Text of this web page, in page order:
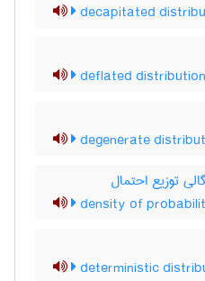
decapitated
deflated distribution
degenerate
توزیع احتمال
density of
deterministic